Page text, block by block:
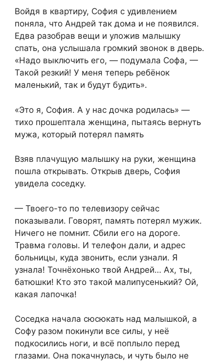
​Войдя в квартиру, София с удивлением
поняла, что Андрей так дома и не появился.
Едва разобрав вещи и уложив малышку
спать, она услышала громкий звонок в дверь.
«Надо выключить его, — подумала Софа, —
Такой резкий! У меня теперь ребёнок
маленький, так и будут будить».​
«Это я, София. А у нас дочка родилась» —
тихо прошептала женщина, пытаясь вернуть
мужа, который потерял память
​Взяв плачущую малышку на руки, женщина
пошла открывать. Открыв дверь, София
увидела соседку.​
​— Твоего-то по телевизору сейчас
показывали. Говорят, память потерял мужик.
Ничего не помнит. Сбили его на дороге.
Травма головы. И телефон дали, и адрес
больницы, куда звонить, если узнали. Я
узнала! Точнёхонько твой Андрей… Ах, ты,
батюшки! Кто это такой малипусенький? Ой,
какая лапочка!​
​Соседка начала сюсюкать над малышкой, а
Софу разом покинули все силы, у неё
подкосились ноги, и всё поплыло перед
глазами. Она покачнулась, и чуть было не